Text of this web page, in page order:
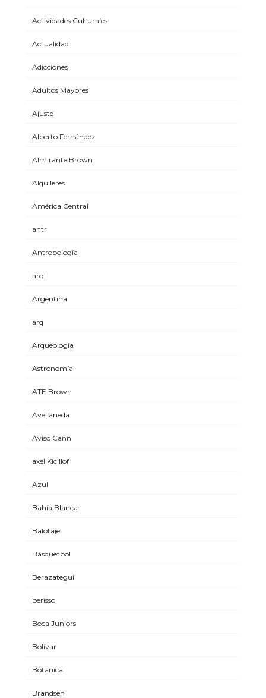
Actividades Culturales
Actualidad
Adicciones
Adultos Mayores
Ajuste
Alberto Fernández
Almirante Brown
Alquileres
América Central
antr
Antropología
arg
Argentina
arq
Arqueología
Astronomía
ATE Brown
Avellaneda
Aviso Cann
axel Kicillof
Azul
Bahía Blanca
Balotaje
Básquetbol
Berazategui
berisso
Boca Juniors
Bolívar
Botánica
Brandsen